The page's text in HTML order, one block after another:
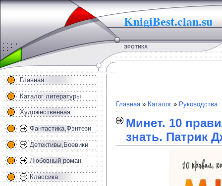
KnigiBest.clan.su
ЭРОТИКА
Главная
Каталог литературы
Художественная
Фантастика,Фэнтези
Детективы,Боевики
Любовный роман
Классика
Главная » Каталог » Руководства
Минет. 10
знать. Патрик